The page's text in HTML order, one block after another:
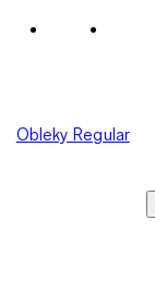
Obleky Regular